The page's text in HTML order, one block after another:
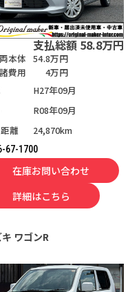
支払総額 58.8万円
本体 54.8万円
諸費用
4万円
H27年09月
R08年09月
離
24,870km
67-1700
在庫お問い合わせ
詳細はこちら
ワゴンR